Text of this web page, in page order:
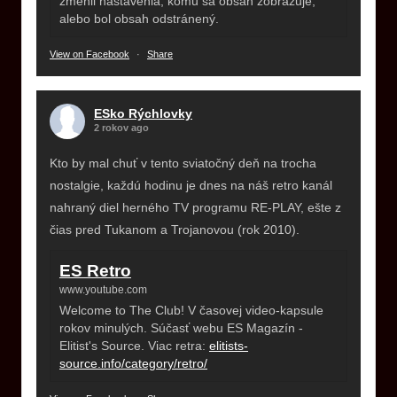
alebo bol obsah odstránený.
View on Facebook · Share
ESko Rýchlovky
2 rokov ago
Kto by mal chuť v tento sviatočný deň na trocha
nostalgie, každú hodinu je dnes na náš retro kanál
nahraný diel herného TV programu RE-PLAY, ešte z
čias pred Tukanom a Trojanovou (rok 2010).
ES Retro
www.youtube.com
Welcome to The Club! V časovej video-kapsule
rokov minulých. Súčasť webu ES Magazín -
Elitist's Source. Viac retra: elitists-
source.info/category/retro/